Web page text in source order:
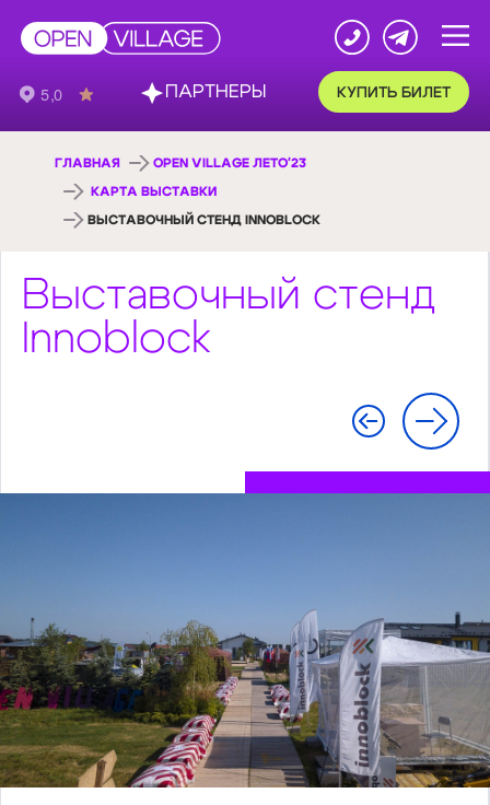
КУПИТЬ БИЛЕТ
ГЛАВНАЯ OPEN VILLAGE ЛЕТО'23
КАРТА ВЫСТАВКИ
ВЫСТАВОЧНЫЙ СТЕНД INNOBLOCK
Выставочный стенд
Innoblock